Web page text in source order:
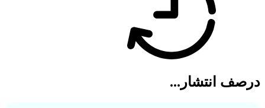
درصف انتشار...